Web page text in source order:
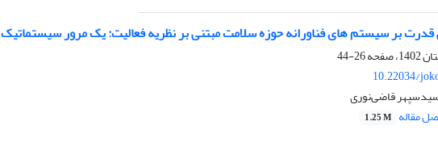
قدرت بر سیستم های فناورانه حوزه سلامت مبتنی بر نظریه فعالیت: یک مرور سیستماتیک
26-44
10.22034/
قاضی‌نوری
مقاله 1.25 M